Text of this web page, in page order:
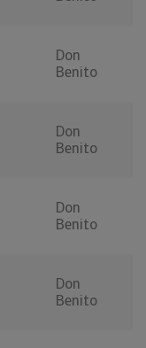
Don
Benito
Don
Benito
Don
Benito
Don
Benito